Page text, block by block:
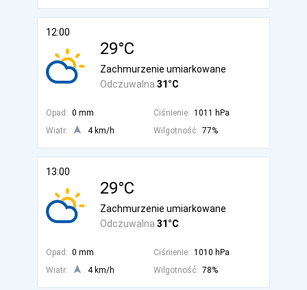
12:00
29°C
Odczuwalna 31°C
Zachmurzenie umiarkowane
Opad: 0 mm Ciśnienie: 1011 hPa
Wiatr:
4 km/h Wilgotność: 77%
13:00
29°C
Odczuwalna 31°C
Zachmurzenie umiarkowane
Opad: 0 mm Ciśnienie: 1010 hPa
Wiatr:
4 km/h Wilgotność: 78%